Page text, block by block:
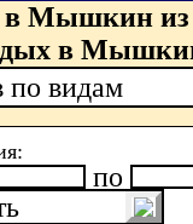
в Мышкин
в
по видам
по